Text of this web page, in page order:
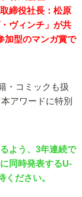
締役社長：松原
ヴィンチ」が共
加型のマンガ賞で
・コミックも扱
アワードに特別
よう、3年連続で
同時発表するU-
ださい。